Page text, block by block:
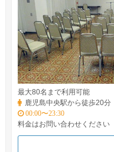
最大80名まで利用可能
鹿児島中央駅から徒歩20分
00:00〜23:30
料金はお問い合わせください